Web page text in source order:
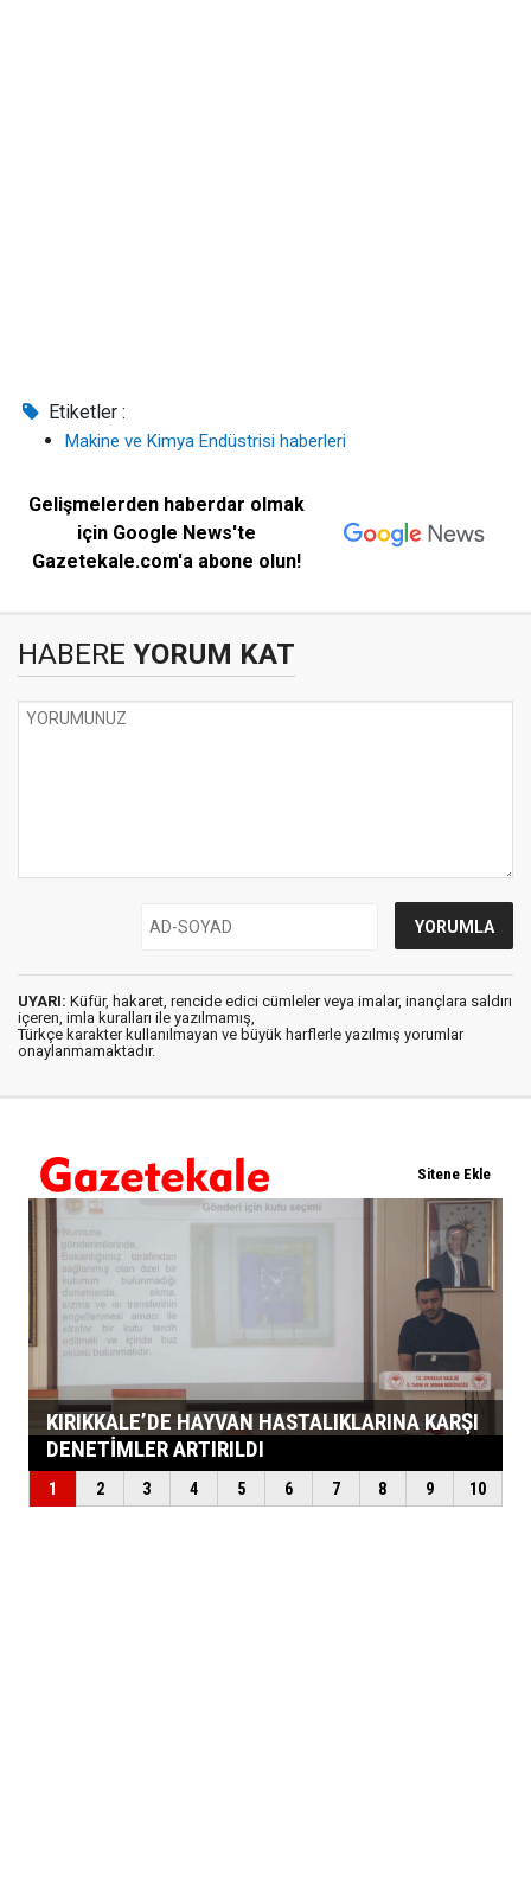
Etiketler :
Makine ve Kimya Endüstrisi haberleri
Gelişmelerden haberdar olmak
için Google News'te
Gazetekale.com'a abone olun!
HABERE YORUM KAT
UYARI: Küfür, hakaret, rencide edici cümleler veya imalar, inançlara saldırı
içeren, imla kuralları ile yazılmamış,
Türkçe karakter kullanılmayan ve büyük harflerle yazılmış yorumlar
onaylanmamaktadır.